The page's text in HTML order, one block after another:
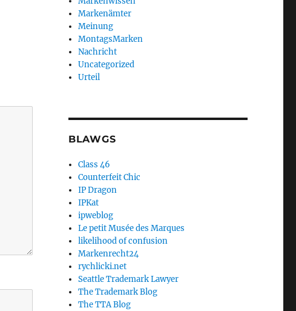
Markenämter
Meinung
MontagsMarken
Nachricht
Uncategorized
Urteil
BLAWGS
Class 46
Counterfeit Chic
IP Dragon
IPKat
ipweblog
Le petit Musée des Marques
likelihood of confusion
Markenrecht24
rychlicki.net
Seattle Trademark Lawyer
The Trademark Blog
The TTA Blog